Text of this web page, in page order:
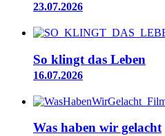
23.07.2026
So klingt das Leben
16.07.2026
Was haben wir gelacht